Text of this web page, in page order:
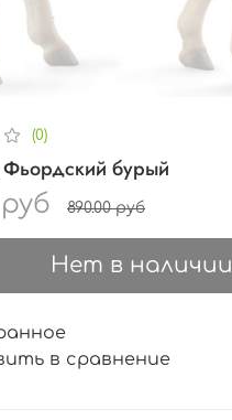
(0)
бурый
890.00 руб
Нет в наличии
в сравнение